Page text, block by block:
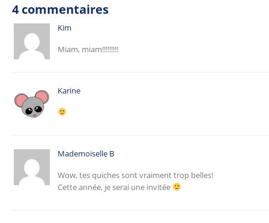
4 commentaires
Kim
Miam, miam!!!!!!!!!
Karine
Mademoiselle B
Wow, tes quiches sont vraiment trop belles!
Cette année, je serai une invitée